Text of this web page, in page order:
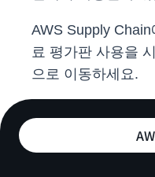
AWS Supply
료 평가판 사용을
으로 이동하세요.